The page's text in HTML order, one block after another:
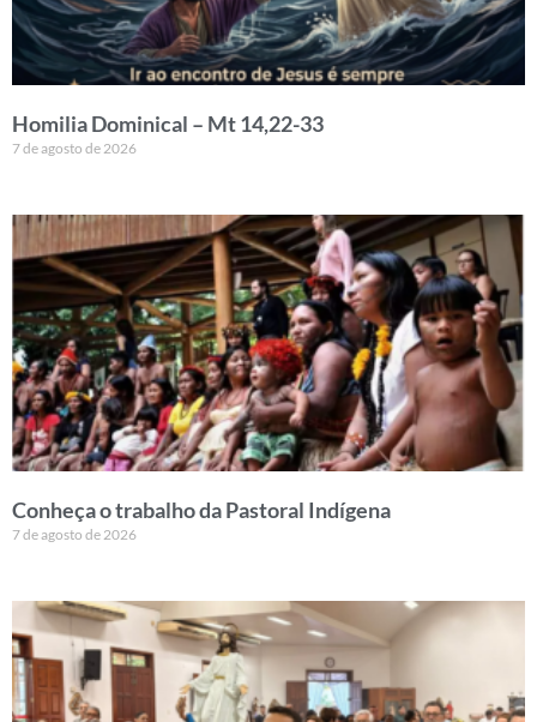
Homilia Dominical – Mt 14,22-33
7 de agosto de 2026
Conheça o trabalho da Pastoral Indígena
7 de agosto de 2026